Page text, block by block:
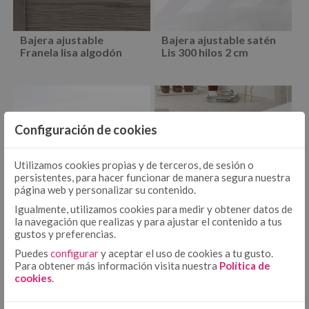
COLCHA - CUBRECAMA
ENCIMERA
ENCIMERA ALGODÓN
ENCIMERA 50/50
BAJERA AJUSTABLE
BAJERA AJUSTABLE 50/50
FUNDA NÓRDICA
FUNDA NÓRDICA ALGODÓN
FUNDA NÓRDICA 50/50
FUNDA NÓRDICA ESTAMPADA
FUNDA DE ALMOHADA
FUNDA DE ALMOHADA ALGODÓN
FUNDA DE ALMOHADA ESTAMPADA
COJÍN ALGODÓN
Bajera ajustable
Franela lisa algodón
Bajera ajustable satén
Lis 300 hilos 2 cm
Bajera ajustable
algodón 600 hilos Telia
Bajera ajustable satén
300 hilos Estelia
Configuración de cookies
Utilizamos cookies propias y de terceros, de sesión o
persistentes, para hacer funcionar de manera segura nuestra
página web y personalizar su contenido.
Igualmente, utilizamos cookies para medir y obtener datos de
la navegación que realizas y para ajustar el contenido a tus
gustos y preferencias.
Puedes configurary aceptar el uso de cookies a tu gusto.
Para obtener más información visita nuestra Política de
cookies